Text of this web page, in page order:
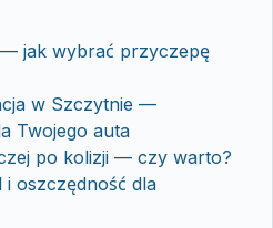
jak wybrać przyczepę
w Szczytnie —
Twojego auta
po kolizji — czy warto?
i oszczędność dla